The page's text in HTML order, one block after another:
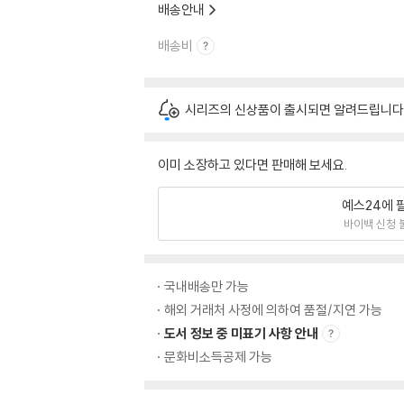
배송안내
배송비
시리즈의 신상품이 출시되면 알려드립니
이미 소장하고 있다면 판매해 보세요.
예스24에
바이백 신청
국내배송만 가능
해외 거래처 사정에 의하여 품절/지연 가능
도서 정보 중 미표기 사항 안내
문화비소득공제 가능